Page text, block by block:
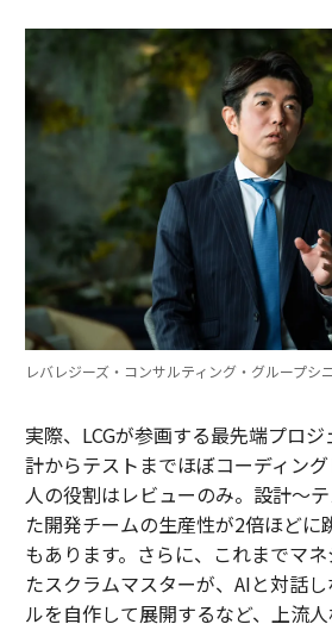
レバレジーズ・コンサルティング・グループシ
実際、LCGが参画する最先端プロ
計からテストまでほぼコーディング
人の役割はレビューのみ。設計～
た開発チームの生産性が2倍ほどに
もあります。さらに、これまでマ
たスクラムマスターが、AIと対話
ルを自作して展開するなど、上流